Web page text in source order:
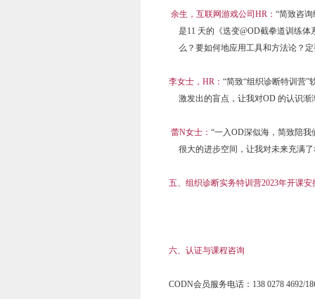
余生，互联网游戏公司HR：“简致咨
是11 天的《迭变@OD截拳道训练
么？要如何地应用工具和方法论？
李女士，HR：“简致“组织诊断特训营
激发出的盲点，让我对OD 的认识
蕾N女士：“一入OD深似海，简致陪
很大的进步空间，让我对未来充满了
五、组织诊断实务特训营2023年开课安
六、认证与课程咨询
CODN会员服务电话：138 0278 4692/